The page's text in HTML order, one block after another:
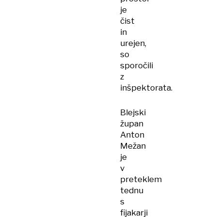
je
čist
in
urejen,
so
sporočili
z
inšpektorata.
Blejski
župan
Anton
Mežan
je
v
preteklem
tednu
s
fijakarji